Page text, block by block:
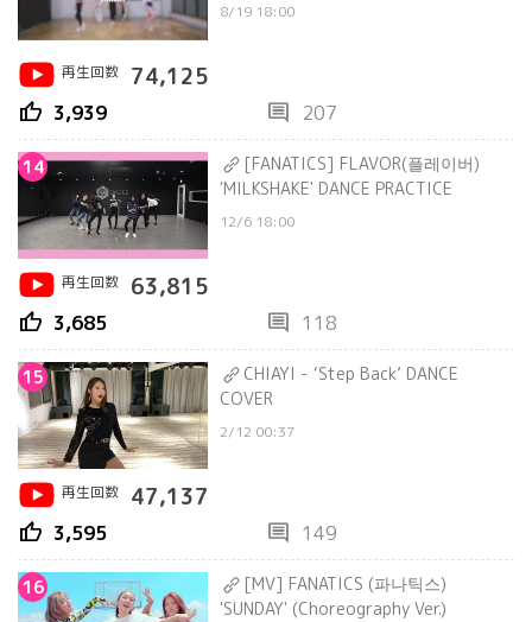
8/19 18:00
再生回数 74,125
thumb_up 3,939 comment 207
14
[FANATICS] FLAVOR(플레이버)
'MILKSHAKE' DANCE PRACTICE
12/6 18:00
再生回数 63,815
thumb_up 3,685 comment 118
15
CHIAYI - ‘Step Back’ DANCE
COVER
2/12 00:37
再生回数 47,137
thumb_up 3,595 comment 149
16
[MV] FANATICS (파나틱스)
'SUNDAY' (Choreography Ver.)